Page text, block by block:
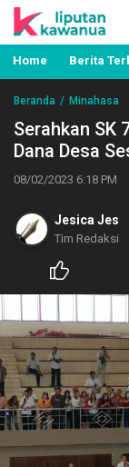
Liputan
Berita
Pemerintahan,
Home Berita
Beranda Minahasa
Serahkan SK
Dana Desa
08/02/2023 6:18 PM
Jesica Jes
Tim Redaksi